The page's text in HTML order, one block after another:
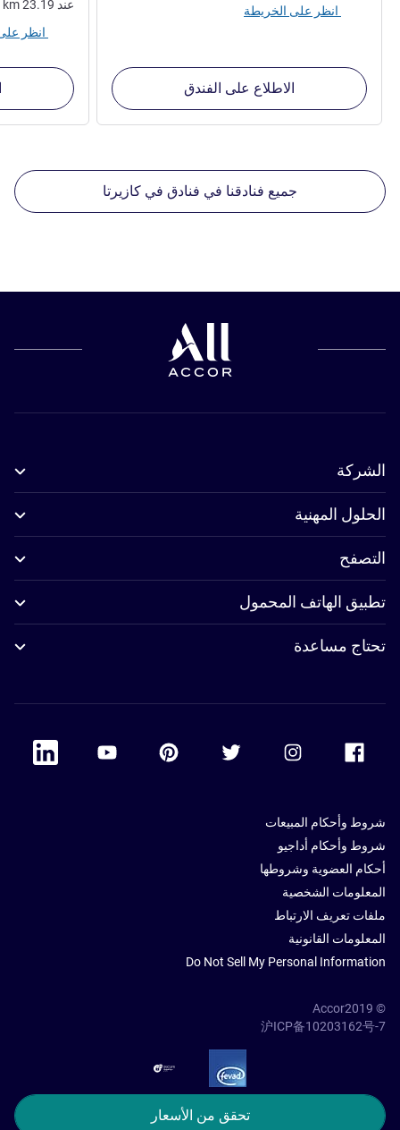
تحقق من الأسعار
الاطلاع على الفندق
عند km23.19
جميع فنادقنا في فنادق في كازيرتا
الشركة
الحلول المهنية
التصفح
تطبيق الهاتف المحمول
تحتاج مساعدة
Accor Facebook
Accor Twitter
Accor Pinterest
Accor Youtube
Linkedin
شروط وأحكام المبيعات
شروط وأحكام أداجيو
أحكام العضوية وشروطها
المعلومات الشخصية
ملفات تعريف الارتباط
المعلومات القانونية
Do Not Sell My Personal Information
© Accor2019
沪ICP备10203162号-7